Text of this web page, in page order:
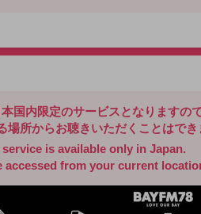
国内限定のサービスとなりますので
場所からお聴きいただくことはでき
is available only in Japan.
accessed from your current